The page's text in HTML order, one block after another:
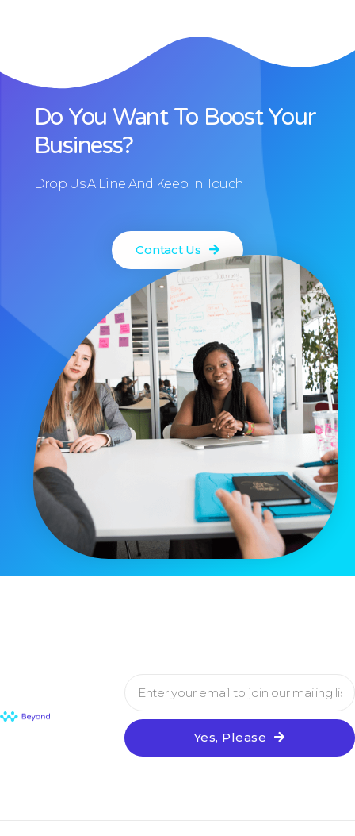
Do You Want To Boost Your
Business?
Drop Us A Line And Keep In Touch
Contact Us
Yes, Please